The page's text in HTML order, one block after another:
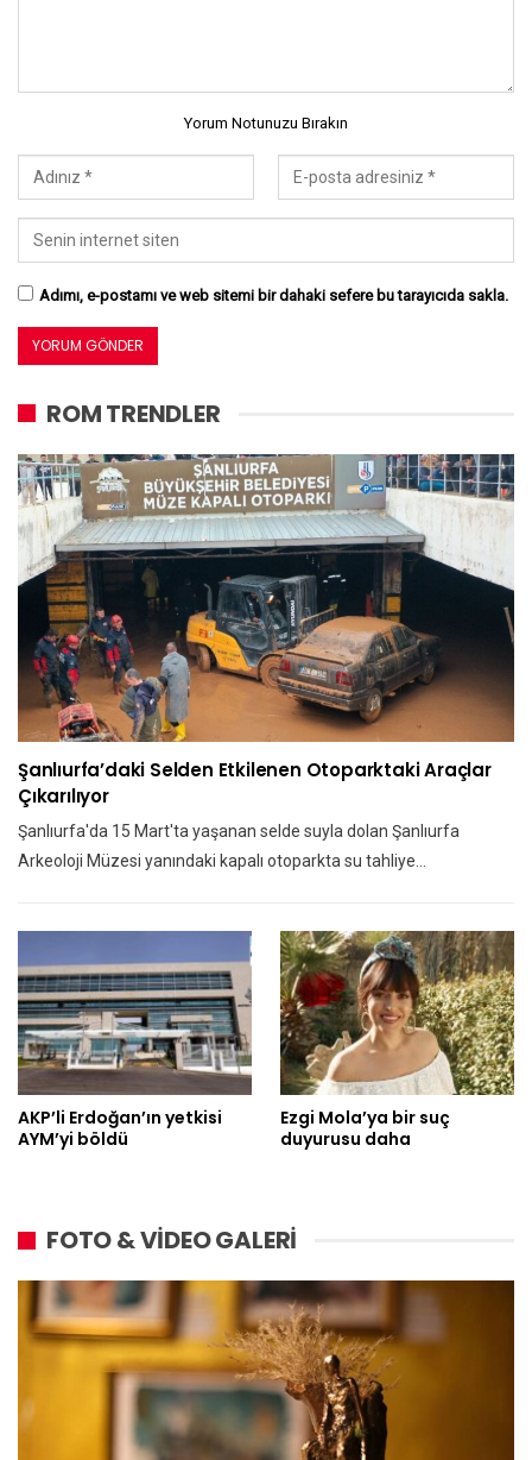
Yorum Notunuzu Bırakın
Adımı, e-postamı ve web sitemi bir dahaki sefere bu tarayıcıda sakla.
ROM TRENDLER
Şanlıurfa’daki Selden Etkilenen Otoparktaki Araçlar
Çıkarılıyor
Şanlıurfa'da 15 Mart'ta yaşanan selde suyla dolan Şanlıurfa
Arkeoloji Müzesi yanındaki kapalı otoparkta su tahliye…
AKP’li Erdoğan’ın yetkisi
AYM’yi böldü
Ezgi Mola’ya bir suç
duyurusu daha
FOTO & VİDEO GALERİ